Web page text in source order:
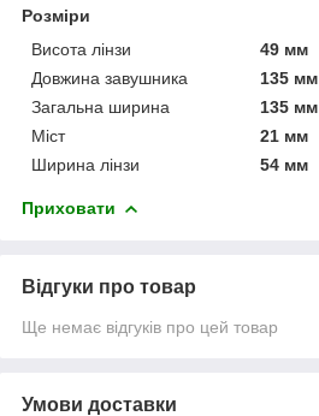
Розміри
Висота лінзи
49 мм
Довжина завушника
135 мм
Загальна ширина
135 мм
Міст
21 мм
Ширина лінзи
54 мм
Приховати
Відгуки про товар
Ще немає відгуків про цей товар
Умови доставки